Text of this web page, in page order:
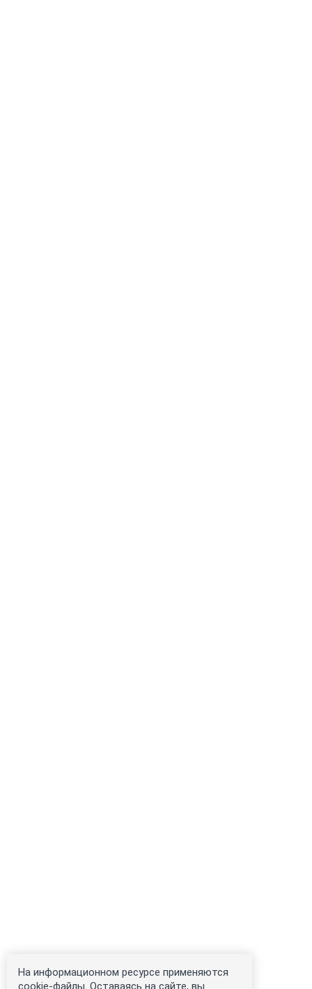
На информационном ресурсе применяются
cookie-файлы. Оставаясь на сайте, вы